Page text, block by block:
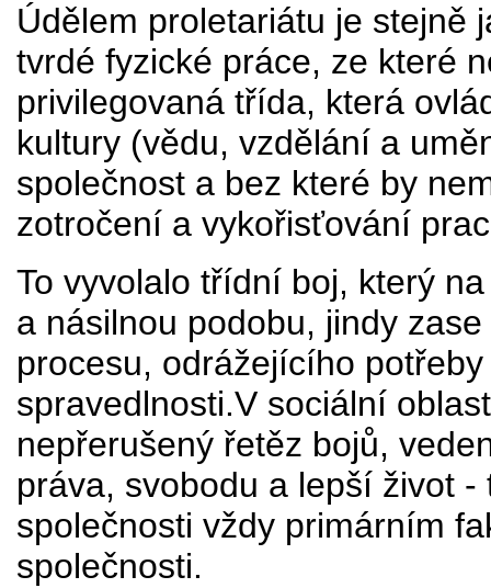
Údělem proletariátu je stejně
tvrdé fyzické práce, ze které
privilegovaná třída, která
kultury (vědu, vzdělání a
společnost a bez které by
zotročení a vykořisťování
To vyvolalo třídní boj, který
a násilnou podobu, jindy
procesu, odrážejícího
spravedlnosti.V sociální
nepřerušený řetěz bojů,
práva, svobodu a lepší život
společnosti vždy primárním
společnosti.